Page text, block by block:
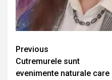
Continue
Reading
Previous
Cutremurele sunt
evenimente naturale care